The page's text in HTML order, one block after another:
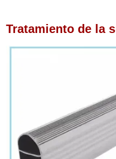
Tratamiento de la